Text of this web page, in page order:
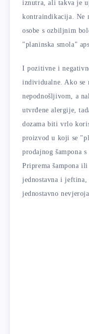
iznutra, ali takva je
kontraindikacija. Ne
osobe s ozbiljnim
"planinska smola"
I pozitivne i
individualne. Ako se
nepodnošljivom, a
utvrđene alergije,
dozama biti vrlo
proizvod u koji se
prodajnog šampona
Priprema šampona
jednostavna i
jednostavno